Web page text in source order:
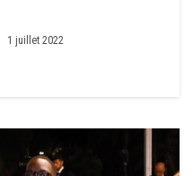
1 juillet 2022